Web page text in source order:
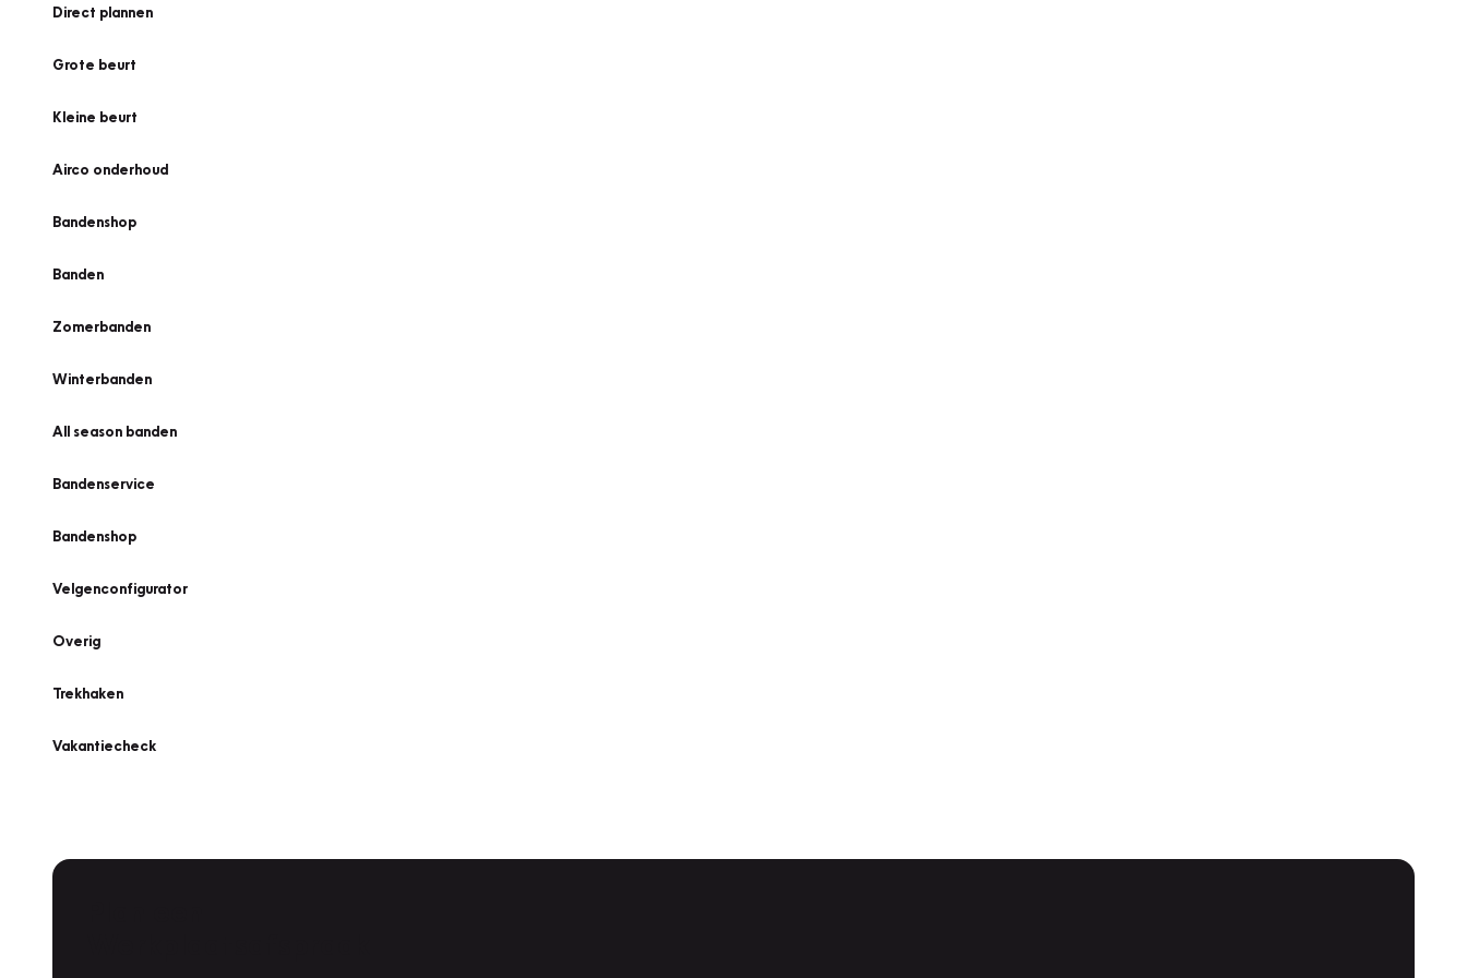
Direct plannen
Grote beurt
Kleine beurt
Airco onderhoud
Bandenshop
Banden
Zomerbanden
Winterbanden
All season banden
Bandenservice
Bandenshop
Velgenconfigurator
Overig
Trekhaken
Vakantiecheck